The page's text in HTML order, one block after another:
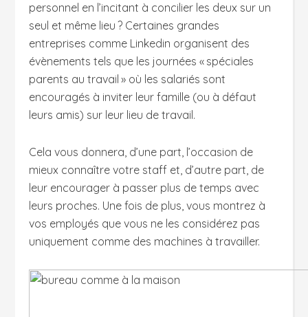
personnel en l’incitant à concilier les deux sur un
seul et même lieu ? Certaines grandes
entreprises comme Linkedin organisent des
évènements tels que les journées « spéciales
parents au travail » où les salariés sont
encouragés à inviter leur famille (ou à défaut
leurs amis) sur leur lieu de travail.
Cela vous donnera, d’une part, l’occasion de
mieux connaître votre staff et, d’autre part, de
leur encourager à passer plus de temps avec
leurs proches. Une fois de plus, vous montrez à
vos employés que vous ne les considérez pas
uniquement comme des machines à travailler.